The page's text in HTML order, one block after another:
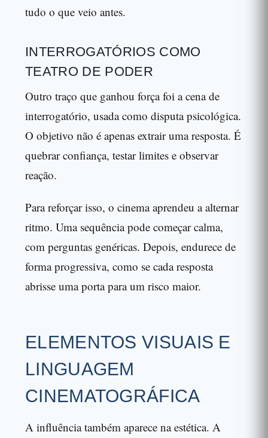
tudo o que veio antes.
INTERROGATÓRIOS COMO
TEATRO DE PODER
Outro traço que ganhou força foi a cena de
interrogatório, usada como disputa psicológica.
O objetivo não é apenas extrair uma resposta. É
quebrar confiança, testar limites e observar
reação.
Para reforçar isso, o cinema aprendeu a alternar
ritmo. Uma sequência pode começar calma,
com perguntas genéricas. Depois, endurece de
forma progressiva, como se cada resposta
abrisse uma porta para um risco maior.
ELEMENTOS VISUAIS E
LINGUAGEM
CINEMATOGRÁFICA
A influência também aparece na estética. A